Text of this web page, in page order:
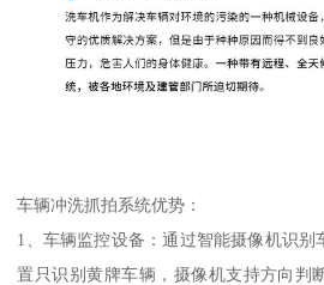
车辆冲洗抓拍系统优势：
1、车辆监控设备：通过智能摄像机识
置只识别黄牌车辆，摄像机支持方向判